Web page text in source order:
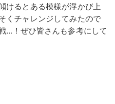
けるとある模様が浮かび上
くチャレンジしてみたので
…！ぜひ皆さんも参考にして